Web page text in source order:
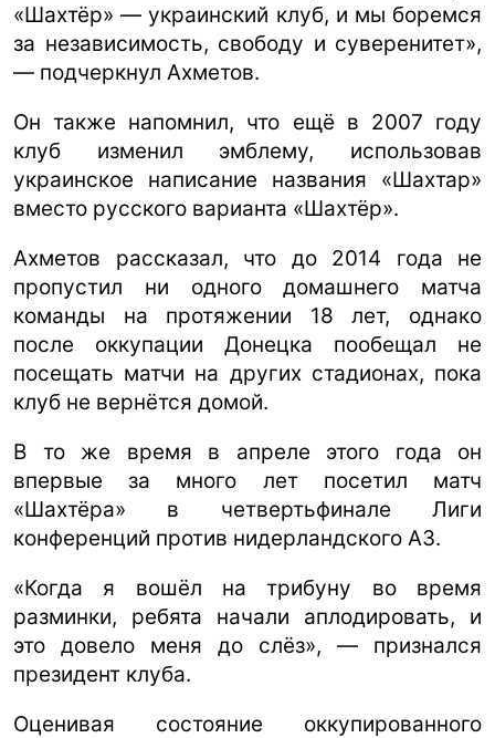
«Шахтёр» — украинский клуб, и мы боремся
за независимость, свободу и суверенитет»,
— подчеркнул Ахметов.
Он также напомнил, что ещё в 2007 году
клуб изменил эмблему, использовав
украинское написание названия «Шахтар»
вместо русского варианта «Шахтёр».
Ахметов рассказал, что до 2014 года не
пропустил ни одного домашнего матча
команды на протяжении 18 лет, однако
после оккупации Донецка пообещал не
посещать матчи на других стадионах, пока
клуб не вернётся домой.
В то же время в апреле этого года он
впервые за много лет посетил матч
«Шахтёра» в четвертьфинале Лиги
конференций против нидерландского АЗ.
«Когда я вошёл на трибуну во время
разминки, ребята начали аплодировать, и
это довело меня до слёз», — признался
президент клуба.
Оценивая состояние оккупированного